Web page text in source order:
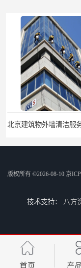
版权所有 ©2026-08-10 京
技术支持： 八方
首页 产